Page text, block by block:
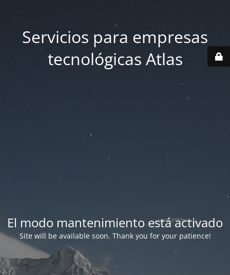
Servicios para empresas
tecnológicas Atlas
El modo mantenimiento está activado
Site will be available soon. Thank you for your patience!